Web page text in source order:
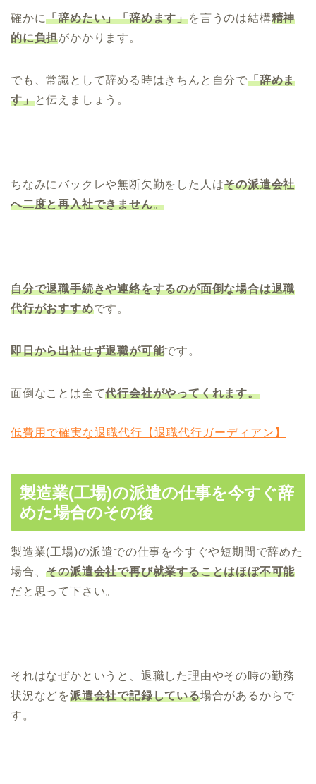
確かに「辞めたい」「辞めます」を言うのは結構精神
的に負担がかかります。
でも、常識として辞める時はきちんと自分で「辞めま
す」と伝えましょう。
ちなみにバックレや無断欠勤をした人はその派遣会社
へ二度と再入社できません。
自分で退職手続きや連絡をするのが面倒な場合は退職
代行がおすすめです。
即日から出社せず退職が可能です。
面倒なことは全て代行会社がやってくれます。
低費用で確実な退職代行【退職代行ガーディアン】
製造業(工場)の派遣の仕事を今すぐ辞
めた場合のその後
製造業(工場)の派遣での仕事を今すぐや短期間で辞めた
場合、その派遣会社で再び就業することはほぼ不可能
だと思って下さい。
それはなぜかというと、退職した理由やその時の勤務
状況などを派遣会社で記録している場合があるからで
す。